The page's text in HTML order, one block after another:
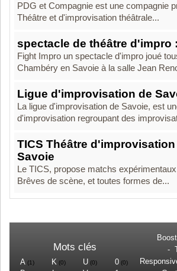
PDG et Compagnie est une compagnie
Théâtre et d'improvisation théâtrale...
spectacle de théâtre d'impro
Fight Impro un spectacle d'impro joué
Chambéry en Savoie à la salle Jean
Ligue d'improvisation de
La ligue d'improvisation de Savoie, est
d'improvisation regroupant des
TICS Théâtre
Savoie
Le TICS, propose matchs
Brêves de scène, et toutes formes de...
Mots clés
A (1) K (0) U(0) 0(0)
-